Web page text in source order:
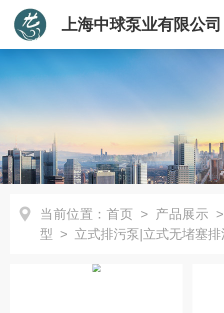
上海中球泵业有限公司
当前位置： 首页 > 产品展示
型 > 立式排污泵|立式无堵塞